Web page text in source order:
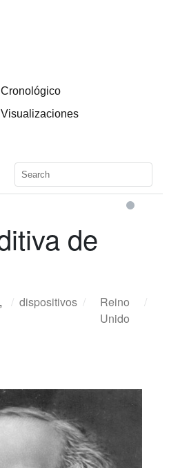
Cronológico
Visualizaciones
de
/ dispositivos /
Reino
Unido
/